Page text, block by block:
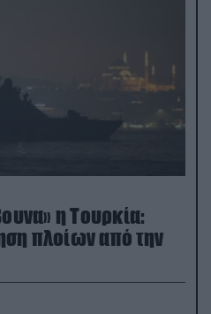
η Τουρκία:
πλοίων από την